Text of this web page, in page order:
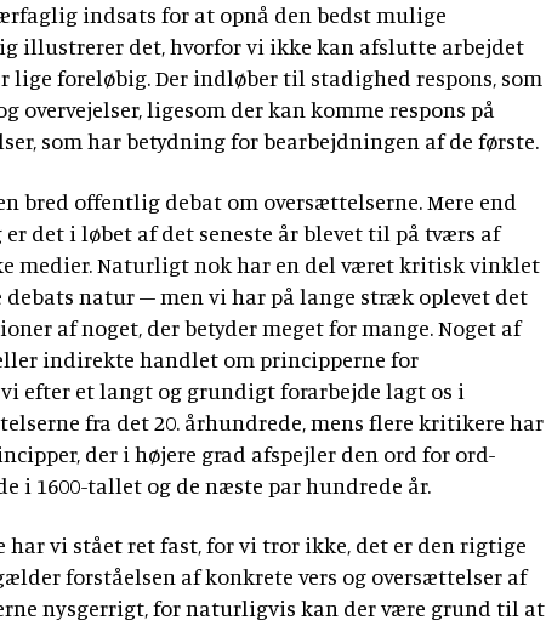
indsats for at opnå den bedst mulige
illustrerer det, hvorfor vi ikke kan afslutte arbejdet
lige foreløbig. Der indløber til stadighed respons, som
overvejelser, ligesom der kan komme respons på
som har betydning for bearbejdningen af de første.
bred offentlig debat om oversættelserne. Mere end
det i løbet af det seneste år blevet til på tværs af
medier. Naturligt nok har en del været kritisk vinklet
natur – men vi har på lange stræk oplevet det
af noget, der betyder meget for mange. Noget af
indirekte handlet om principperne for
efter et langt og grundigt forarbejde lagt os i
fra det 20. århundrede, mens flere kritikere har
der i højere grad afspejler den ord for ord-
i 1600-tallet og de næste par hundrede år.
har vi stået ret fast, for vi tror ikke, det er den rigtige
forståelsen af konkrete vers og oversættelser af
nysgerrigt, for naturligvis kan der være grund til at